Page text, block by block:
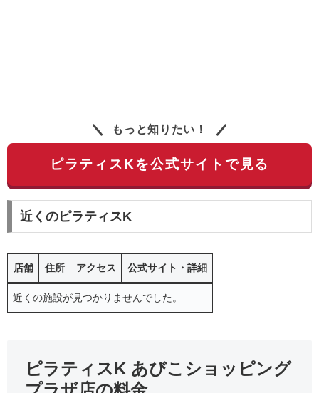
もっと知りたい！
ピラティスKを公式サイトで見る
近くのピラティスK
店舗 住所 アクセス 公式サイト・詳細
近くの施設が見つかりませんでした。
ピラティスK あびこショッピング